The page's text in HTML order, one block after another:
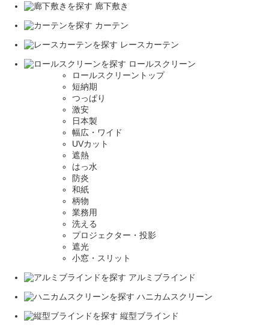
廊下敷き
カーテン
レースカーテン
ロールスクリーン
ロールスクリーントップ
短納期
つっぱり
激安
日本製
幅広・ワイド
UVカット
遮熱
はっ水
防炎
和紙
柄物
業務用
洗える
プロジェクター・投影
遮光
小窓・スリット
アルミブラインド
ハニカムスクリーン
縦型ブラインド